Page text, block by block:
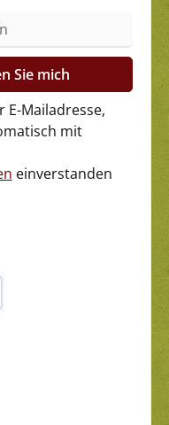
Sie mich
E-Mailadresse,
mit
einverstanden